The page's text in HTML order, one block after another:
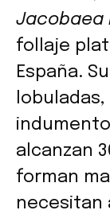
Jacobaea
follaje
España.
alcanzan
forman
necesitan